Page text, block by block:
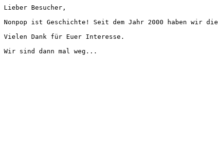
Lieber Besucher,
Nonpop ist Geschichte! Seit dem Jahr 2000 haben wir
Vielen Dank für Euer Interesse.
Wir sind dann mal weg...